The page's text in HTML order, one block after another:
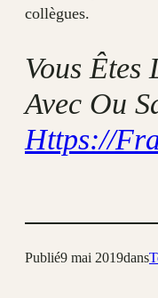
collègues.
Vous Êtes
Avec Ou
Https://
Publié9 mai 2019dans